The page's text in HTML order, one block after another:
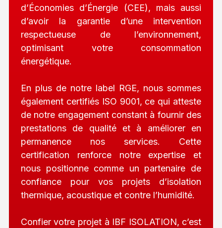
d’Économies d’Énergie (CEE), mais aussi
d’avoir la garantie d’une intervention
respectueuse de l’environnement,
optimisant votre consommation
énergétique.
En plus de notre label RGE, nous sommes
également certifiés ISO 9001, ce qui atteste
de notre engagement constant à fournir des
prestations de qualité et à améliorer en
permanence nos services. Cette
certification renforce notre expertise et
nous positionne comme un partenaire de
confiance pour vos projets d’isolation
thermique, acoustique et contre l’humidité.
Confier votre projet à IBF ISOLATION, c’est